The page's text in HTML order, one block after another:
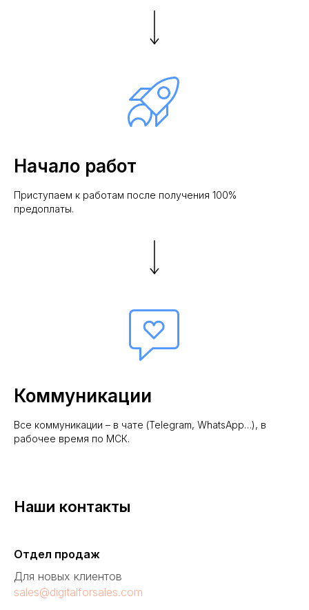
Начало работ
Приступаем к работам после получения 100%
предоплаты.
Коммуникации
Все коммуникации – в чате (Telegram, WhatsApp…), в
рабочее время по МСК.
Наши контакты
Отдел продаж
Для новых клиентов
sales@digitalforsales.com